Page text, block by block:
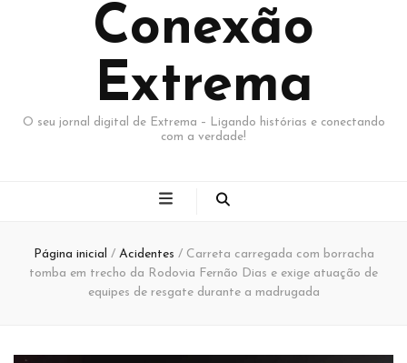
Conexão
Extrema
O seu jornal digital de Extrema – Ligando histórias e conectando
com a verdade!
Página inicial / Acidentes / Carreta carregada com borracha
tomba em trecho da Rodovia Fernão Dias e exige atuação de
equipes de resgate durante a madrugada